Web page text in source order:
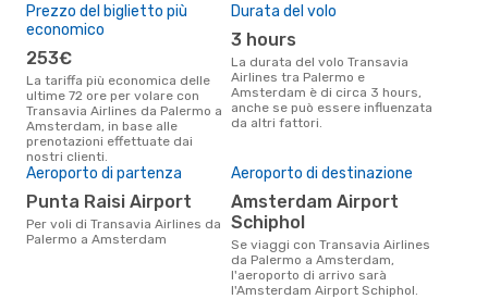
Prezzo del biglietto più
economico
253€
La tariffa più economica delle
ultime 72 ore per volare con
Transavia Airlines da Palermo a
Amsterdam, in base alle
prenotazioni effettuate dai
nostri clienti.
Durata del volo
3 hours
La durata del volo Transavia
Airlines tra Palermo e
Amsterdam è di circa 3 hours,
anche se può essere influenzata
da altri fattori.
Aeroporto di partenza
Punta Raisi Airport
Per voli di Transavia Airlines da
Palermo a Amsterdam
Aeroporto di destinazione
Amsterdam Airport
Schiphol
Se viaggi con Transavia Airlines
da Palermo a Amsterdam,
l'aeroporto di arrivo sarà
l'Amsterdam Airport Schiphol.